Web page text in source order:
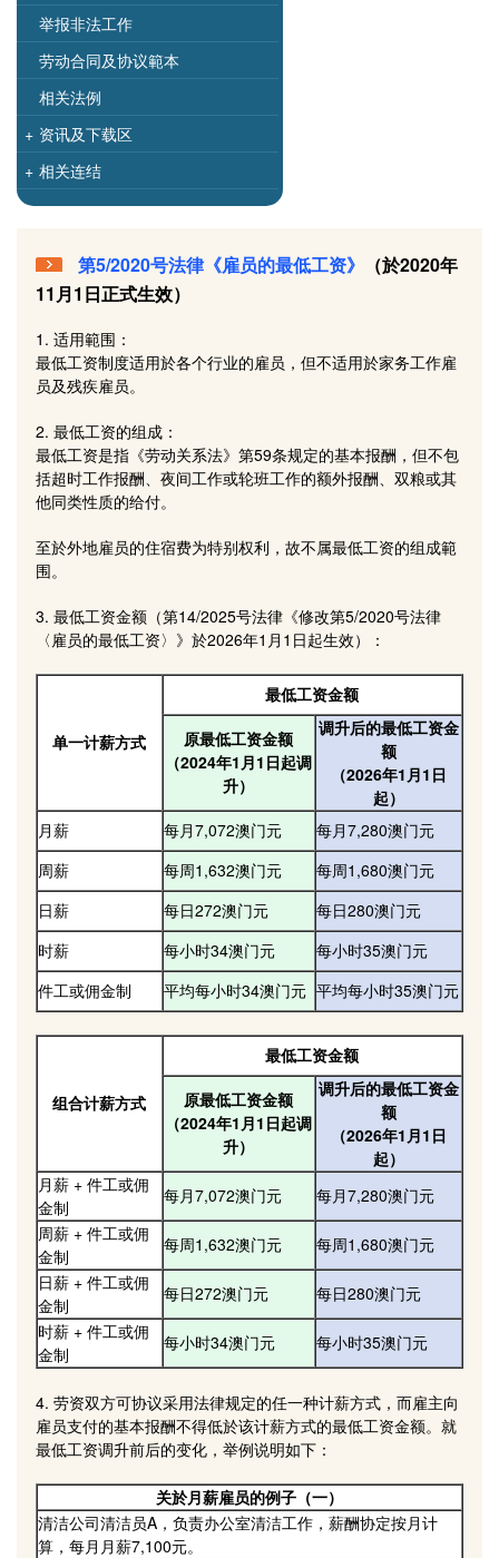
举报非法工作
劳动合同及协议範本
相关法例
+ 资讯及下载区
+ 相关连结
第5/2020号法律《雇员的最低工资》
（於2020年
11月1日正式生效）
1. 适用範围：
最低工资制度适用於各个行业的雇员，但不适用於家务工作雇
员及残疾雇员。
2. 最低工资的组成：
最低工资是指《劳动关系法》第59条规定的基本报酬，但不包
括超时工作报酬、夜间工作或轮班工作的额外报酬、双粮或其
他同类性质的给付。
至於外地雇员的住宿费为特别权利，故不属最低工资的组成範
围。
3. 最低工资金额（第14/2025号法律《修改第5/2020号法律
〈雇员的最低工资〉》於2026年1月1日起生效）：
单一计薪方式
最低工资金额
原最低工资金额
（2024年1月1日起调
升）
调升后的最低工资金
额
（2026年1月1日
起）
月薪
每月7,072澳门元
每月7,280澳门元
周薪
每周1,632澳门元
每周1,680澳门元
日薪
每日272澳门元
每日280澳门元
时薪
每小时34澳门元
每小时35澳门元
件工或佣金制
平均每小时34澳门元 平均每小时35澳门元
组合计薪方式
最低工资金额
原最低工资金额
（2024年1月1日起调
升）
调升后的最低工资金
额
（2026年1月1日
起）
月薪 + 件工或佣
金制
每月7,072澳门元
每月7,280澳门元
周薪 + 件工或佣
金制
每周1,632澳门元
每周1,680澳门元
日薪 + 件工或佣
金制
每日272澳门元
每日280澳门元
时薪 + 件工或佣
金制
每小时34澳门元 每小时35澳门元
4. 劳资双方可协议采用法律规定的任一种计薪方式，而雇主向
雇员支付的基本报酬不得低於该计薪方式的最低工资金额。就
最低工资调升前后的变化，举例说明如下：
关於月薪雇员的例子（一）
清洁公司清洁员A，负责办公室清洁工作，薪酬协定按月计
算，每月月薪7,100元。